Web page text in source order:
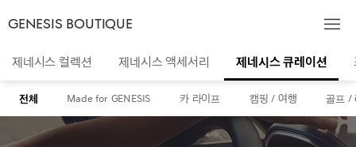
GENESIS BOUTIQUE
제네시스 컬렉션 제네시스 액세서리 제네시스 큐레이션
전체 Made for GENESIS 카 라이프 캠핑 / 여행 골프 /